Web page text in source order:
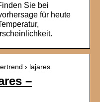
Sie bei
für heute
› lajares
–